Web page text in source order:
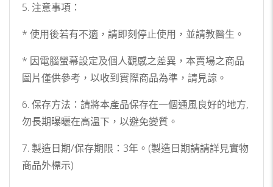
5. 注意事項：
* 使用後若有不適，請即刻停止使用，並請教醫生。
* 因電腦螢幕設定及個人觀感之差異，本賣場之商品
圖片僅供參考，以收到實際商品為準，請見諒。
6. 保存方法：請將本產品保存在一個通風良好的地方,
勿長期曝曬在高溫下，以避免變質。
7. 製造日期/保存期限：3年。(製造日期請請詳見實物
商品外標示)